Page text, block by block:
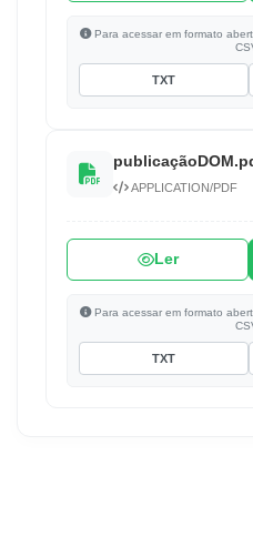
Para acessar em formato
TXT
APPLICATION/PDF
Ler
Para acessar em formato
TXT